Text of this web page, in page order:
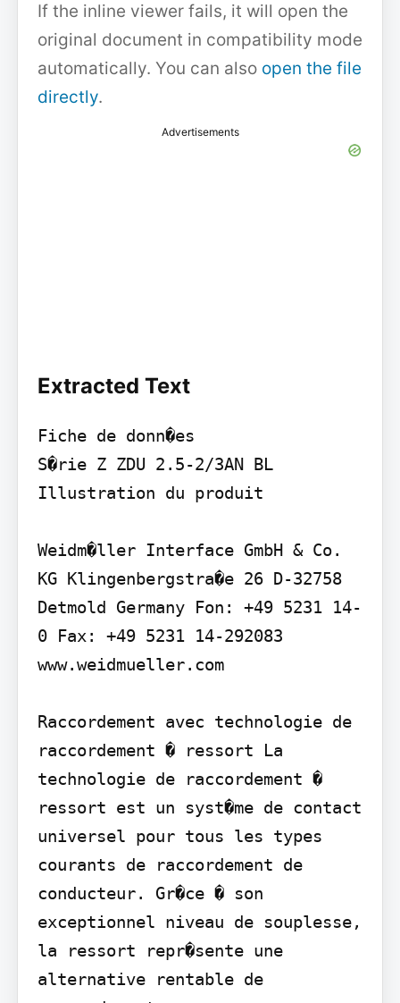
If the inline viewer fails, it will open the
original document in compatibility mode
automatically. You can also open the file
directly.
Advertisements
Extracted Text
Fiche de donn�es
S�rie Z ZDU 2.5-2/3AN BL
Illustration du produit
Weidm�ller Interface GmbH & Co.
KG Klingenbergstra�e 26 D-32758
Detmold Germany Fon: +49 5231 14-
0 Fax: +49 5231 14-292083
www.weidmueller.com
Raccordement avec technologie de
raccordement � ressort La
technologie de raccordement �
ressort est un syst�me de contact
universel pour tous les types
courants de raccordement de
conducteur. Gr�ce � son
exceptionnel niveau de souplesse,
la ressort repr�sente une
alternative rentable de